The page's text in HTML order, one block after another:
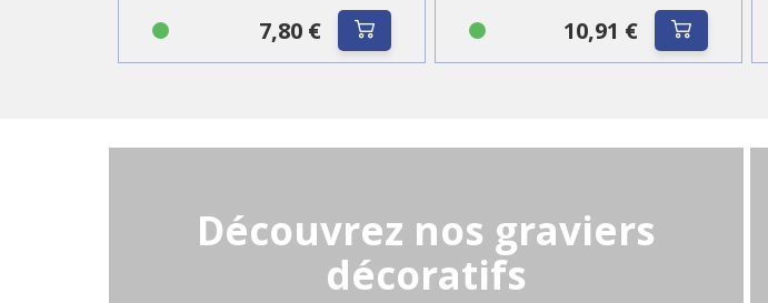
7,80 € 10,91 €
Découvrez nos graviers
décoratifs